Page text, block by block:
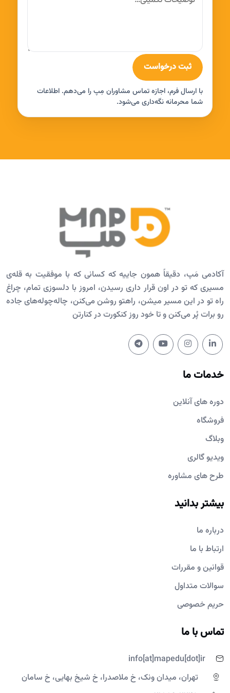
ثبت درخواست
با ارسال فرم، اجازه تماس مشاوران مِپ را می‌دهم. اطلاعات
شما محرمانه نگه‌داری می‌شود.
آکادمی مَپ، دقیقاً همون جاییه که کسانی که با موفقیت به قله‌ی
مسیری که تو در اون قرار داری رسیدن، امروز با دلسوزی تمام، چراغ
راه تو در این مسیر میشن، راهتو روشن می‌کنن، چاله‌چوله‌های جاده
رو برات پُر می‌کنن و تا خود روز کنکورت در کنارتن
خدمات ما
دوره های آنلاین
فروشگاه
وبلاگ
ویدیو گالری
طرح های مشاوره
بیشتر بدانید
درباره ما
ارتباط با ما
قوانین و مقررات
سوالات متداول
حریم خصوصی
تماس با ما
info[at]mapedu[dot]ir
تهران، میدان ونک، خ ملاصدرا، خ شیخ بهایی، خ سامان